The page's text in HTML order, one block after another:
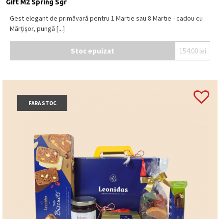
Gift M2 Spring Sgr
Gest elegant de primăvară pentru 1 Martie sau 8 Martie - cadou cu
Mărțișor, pungă [...]
Stoc epuizat 154.00 lei
FARA STOC